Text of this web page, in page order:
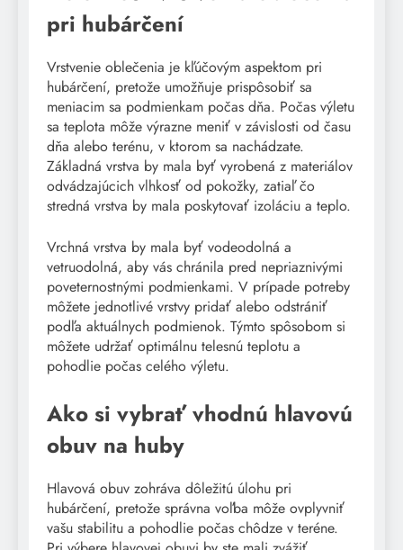
pri hubárčení
Vrstvenie oblečenia je kľúčovým aspektom pri
hubárčení, pretože umožňuje prispôsobiť sa
meniacim sa podmienkam počas dňa. Počas výletu
sa teplota môže výrazne meniť v závislosti od času
dňa alebo terénu, v ktorom sa nachádzate.
Základná vrstva by mala byť vyrobená z materiálov
odvádzajúcich vlhkosť od pokožky, zatiaľ čo
stredná vrstva by mala poskytovať izoláciu a teplo.
Vrchná vrstva by mala byť vodeodolná a
vetruodolná, aby vás chránila pred nepriaznivými
poveternostnými podmienkami. V prípade potreby
môžete jednotlivé vrstvy pridať alebo odstrániť
podľa aktuálnych podmienok. Týmto spôsobom si
môžete udržať optimálnu telesnú teplotu a
pohodlie počas celého výletu.
Ako si vybrať vhodnú hlavovú
obuv na huby
Hlavová obuv zohráva dôležitú úlohu pri
hubárčení, pretože správna voľba môže ovplyvniť
vašu stabilitu a pohodlie počas chôdze v teréne.